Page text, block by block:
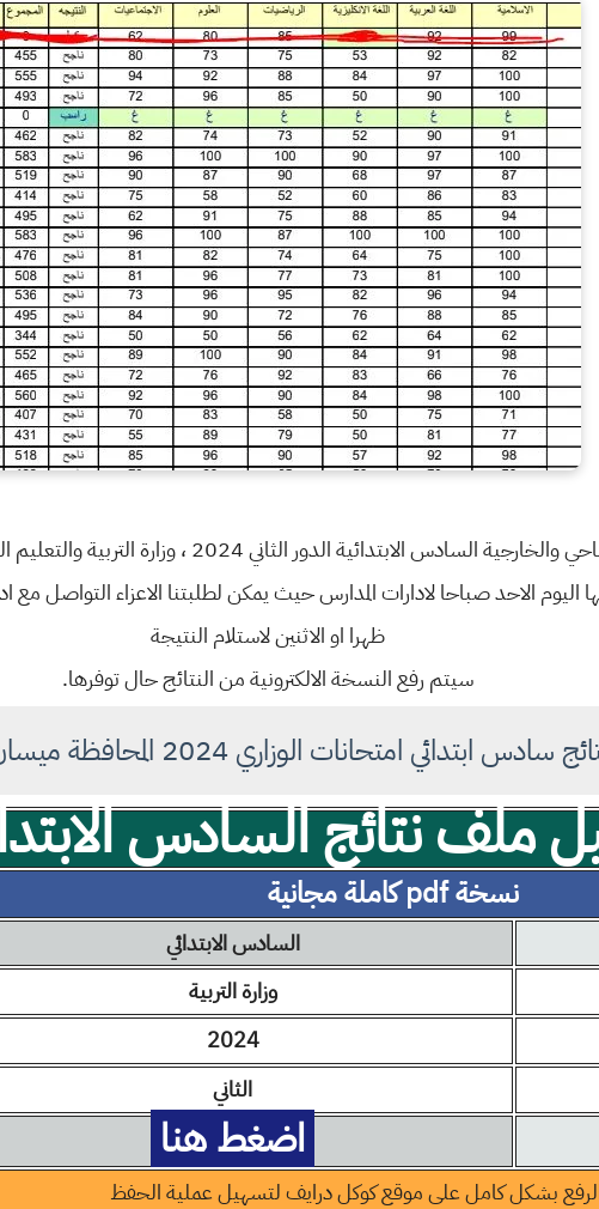
الدور الثاني 2024 ، وزارة التربية والتعليم العراقية ، على موقع النتائج الخاص بنا
الاحد صباحا لادارات المدارس حيث يمكن لطلبتنا الاعزاء التواصل مع
ظهرا او الاثنين لاستلام النتيجة
سيتم رفع النسخة الالكترونية من النتائج حال توفرها.
ابتدائي امتحانات الوزاري 2024 المحافظة ميسان الدور الثاني
نتائج السادس
نسخة pdf كاملة مجانية
السادس الابتدائي
وزارة التربية
2024
الثاني
اضغط هنا
بشكل كامل على موقع كوكل درايف لتسهيل عملية الحفظ